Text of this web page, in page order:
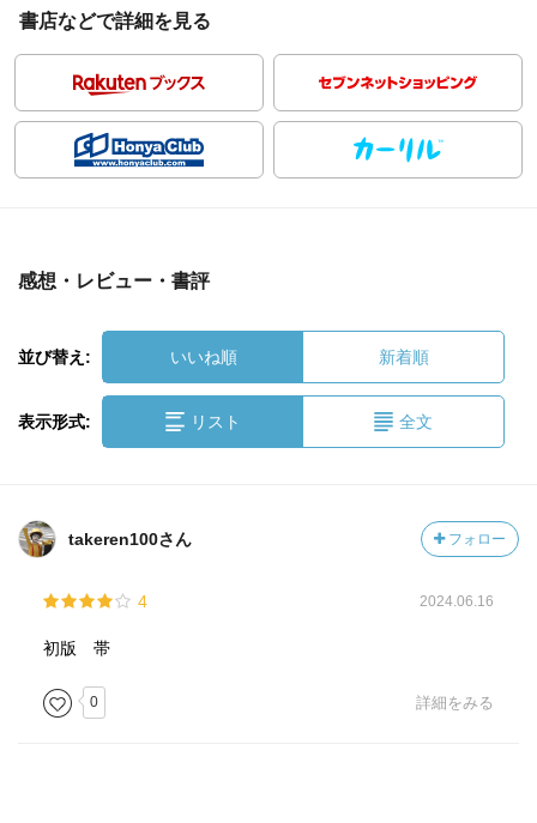
書店などで詳細を見る
感想・レビュー・書評
並び替え: いいね順 新着順
表示形式: リスト 全文
takeren100さん フォロー
4 2024.06.16
初版 帯
0 詳細をみる